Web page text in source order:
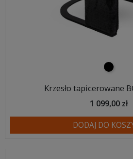
czarny
Krzesło tapicerowane
1 099,00 zł
DODAJ DO